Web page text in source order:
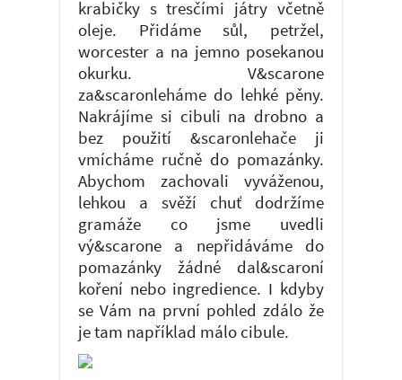
krabičky s tresčími játry včetně
oleje. Přidáme sůl, petržel,
worcester a na jemno posekanou
okurku. V&scarone
za&scaronleháme do lehké pěny.
Nakrájíme si cibuli na drobno a
bez použití &scaronlehače ji
vmícháme ručně do pomazánky.
Abychom zachovali vyváženou,
lehkou a svěží chuť dodržíme
gramáže co jsme uvedli
vý&scarone a nepřidáváme do
pomazánky žádné dal&scaroní
koření nebo ingredience. I kdyby
se Vám na první pohled zdálo že
je tam například málo cibule.